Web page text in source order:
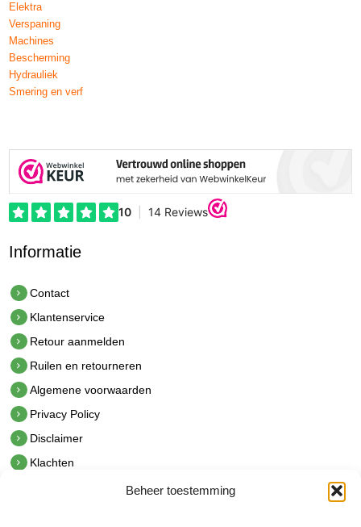
Beheer toestemming
Elektra
Verspaning
Machines
Bescherming
Hydrauliek
Smering en verf
Informatie
Contact
Klantenservice
Retour aanmelden
Ruilen en retourneren
Algemene voorwaarden
Privacy Policy
Disclaimer
Klachten